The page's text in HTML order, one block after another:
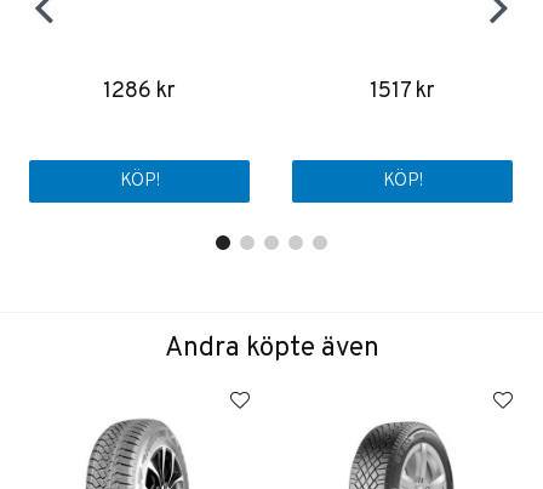
1286 kr
KÖP!
1517 kr
KÖP!
Andra köpte även